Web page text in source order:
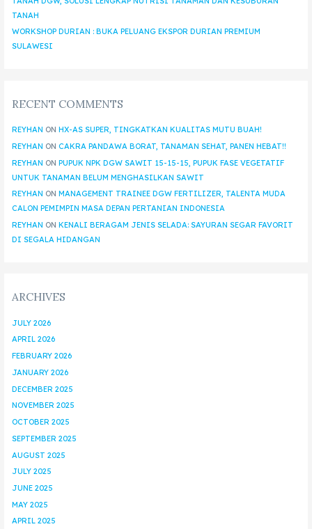
TANAH
WORKSHOP DURIAN : BUKA PELUANG EKSPOR DURIAN PREMIUM
SULAWESI
RECENT COMMENTS
REYHAN ON HX-AS SUPER, TINGKATKAN KUALITAS MUTU BUAH!
REYHAN ON CAKRA PANDAWA BORAT, TANAMAN SEHAT, PANEN HEBAT!!
REYHAN ON PUPUK NPK DGW SAWIT 15-15-15, PUPUK FASE VEGETATIF
UNTUK TANAMAN BELUM MENGHASILKAN SAWIT
REYHAN ON MANAGEMENT TRAINEE DGW FERTILIZER, TALENTA MUDA
CALON PEMIMPIN MASA DEPAN PERTANIAN INDONESIA
REYHAN ON KENALI BERAGAM JENIS SELADA: SAYURAN SEGAR FAVORIT
DI SEGALA HIDANGAN
ARCHIVES
JULY 2026
APRIL 2026
FEBRUARY 2026
JANUARY 2026
DECEMBER 2025
NOVEMBER 2025
OCTOBER 2025
SEPTEMBER 2025
AUGUST 2025
JULY 2025
JUNE 2025
MAY 2025
APRIL 2025